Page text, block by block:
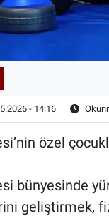
- 14:16
özel
bünyesinde
geliştirmek,